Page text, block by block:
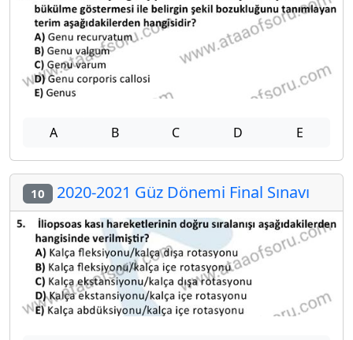
A B C D E
10 2020-2021 Güz Dönemi Final Sınavı